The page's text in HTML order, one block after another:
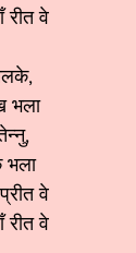
रीत वे
भला
भला
वे
रीत वे